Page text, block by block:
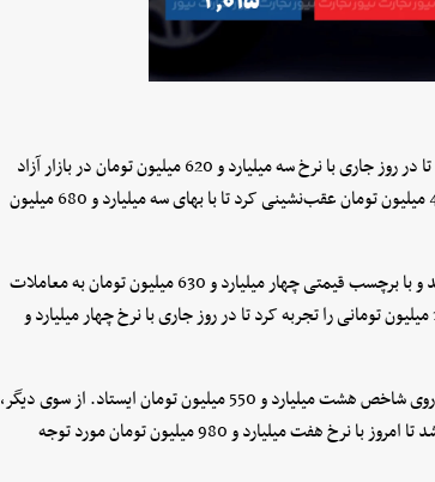
تیگارد X35 پلاس افت بهای 280 میلیون تومانی را تجربه کرد تا در روز جاری با نرخ سه میلیارد و 620 میلیون تومان در بازار آزاد
عرضه شود. از سوی دیگر، تیسان S05 نسبت به روز گذشته 45 میلیون تومان عقب‌نشینی کرد تا با بهای سه میلیارد و 680 میلیون
کی‌ام‌سی J7 نسبت به روز گذشته 190 میلیون تومان ارزان شد و با برچسب قیمتی چهار میلیارد و 630 میلیون تومان به معاملات
روز جاری رسید. از طرف دیگر، کی‌ام‌سی X5 ریزش بهای 180 میلیون تومانی را تجربه کرد تا در روز جاری با نرخ چهار میلیارد و
تیگو 8 پرومکس افت بهای 120 میلیون تومانی را تجربه کرد و روی شاخص هشت میلیارد و 550 میلیون تومان ایستاد. از سوی دیگر،
تیگو 8 هیبرید نسبت به روز گذشته 100 میلیون تومان ارزان شد تا امروز با نرخ هفت میلیارد و 980 میلیون تومان مورد توجه